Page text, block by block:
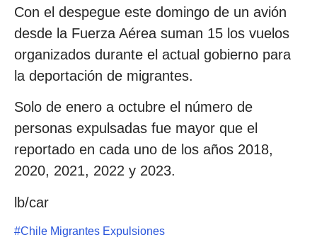
Con el despegue este domingo de un avión
desde la Fuerza Aérea suman 15 los vuelos
organizados durante el actual gobierno para
la deportación de migrantes.
Solo de enero a octubre el número de
personas expulsadas fue mayor que el
reportado en cada uno de los años 2018,
2020, 2021, 2022 y 2023.
lb/car
#Chile Migrantes Expulsiones